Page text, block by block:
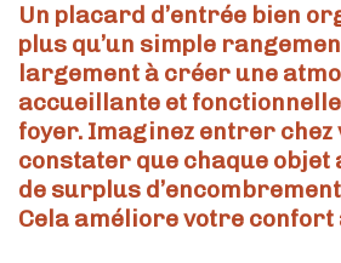
Un placard d’entrée bien
plus qu’un simple
largement à créer une
accueillante et
foyer. Imaginez entrer chez
constater que chaque objet
de surplus
Cela améliore votre confort